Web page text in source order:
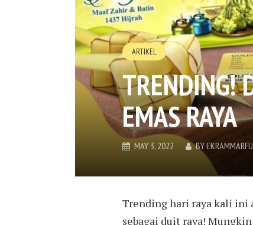
ARTIKEL
TRENDING!
EMAS RAYA
MAY 3, 2022 BY
Trending hari raya kali ini
sebagai duit raya!